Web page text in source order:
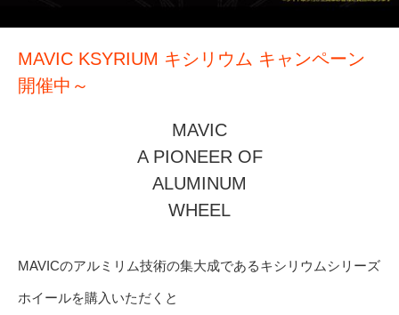
MAVIC KSYRIUM キシリウム キャンペーン
開催中～
MAVIC
A PIONEER OF
ALUMINUM
WHEEL
MAVICのアルミリム技術の集大成であるキシリウムシリーズ
ホイールを購入いただくと